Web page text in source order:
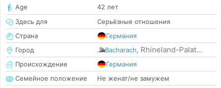
Age
42 лет
Здесь для
Серьёзные отношения
Страна
Германия
Город
Bacharach, Rhineland-Palat...
Происхождение
Германия
Семейное положение
Не женат/не замужем